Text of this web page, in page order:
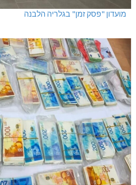
מועדון "פסק זמן" בגלריה הלבנה